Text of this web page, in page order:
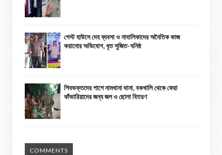
গেস্ট হাউসে দেহ ব্যবসা ও নাবালিকাদের অনৈতিক কাজ
করানোর অভিযোগ, ধৃত সুজিত-ঘনিষ্ঠ
শিবভক্তদের পাশে নামখানা থানা, বকখালি থেকে ফেরা
কাঁভারিয়াদের জন্য জল ও ছোলা বিতরণ
COMMENTS